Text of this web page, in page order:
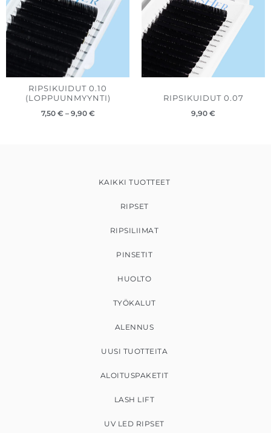
RIPSIKUIDUT 0.10
(LOPPUUNMYYNTI)
7,50 € – 9,90 €
RIPSIKUIDUT 0.07
9,90 €
KAIKKI TUOTTEET
RIPSET
RIPSILIIMAT
PINSETIT
HUOLTO
TYÖKALUT
ALENNUS
UUSI TUOTTEITA
ALOITUSPAKETIT
LASH LIFT
UV LED RIPSET